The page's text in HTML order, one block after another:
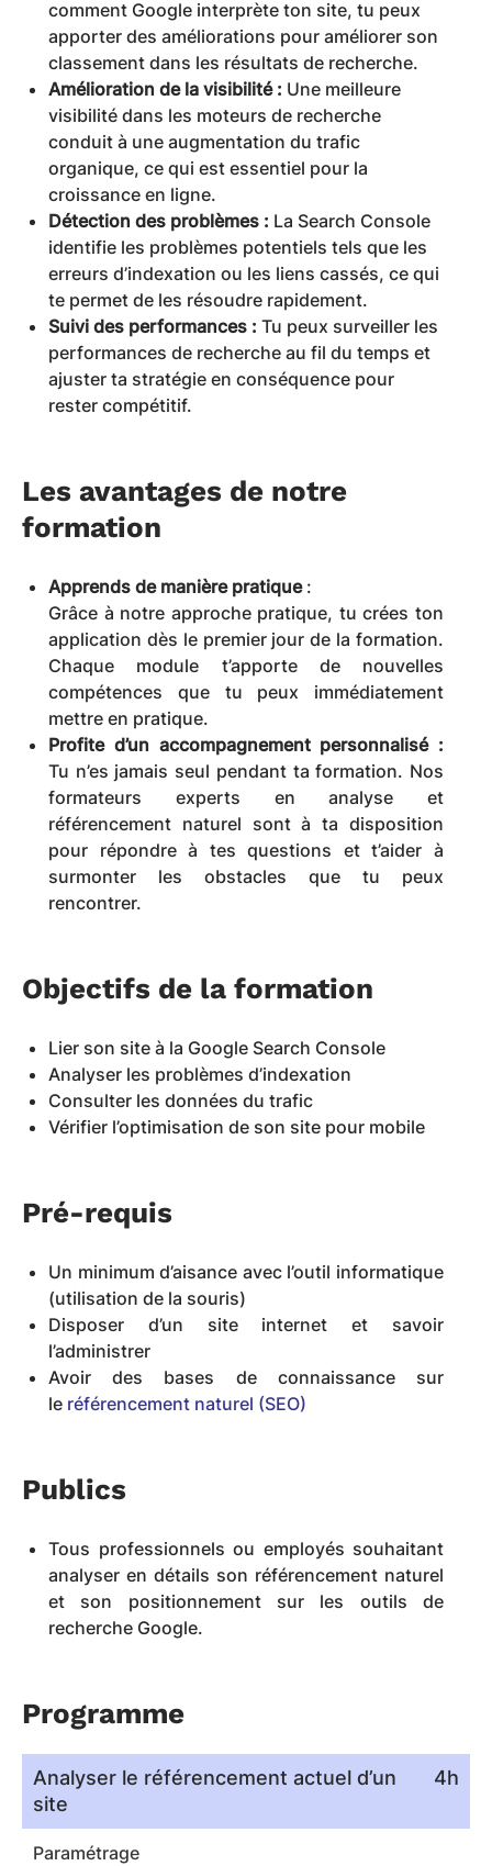
comment Google interprète ton site, tu peux
apporter des améliorations pour améliorer son
classement dans les résultats de recherche.
Amélioration de la visibilité : Une meilleure
visibilité dans les moteurs de recherche
conduit à une augmentation du trafic
organique, ce qui est essentiel pour la
croissance en ligne.
Détection des problèmes : La Search Console
identifie les problèmes potentiels tels que les
erreurs d’indexation ou les liens cassés, ce qui
te permet de les résoudre rapidement.
Suivi des performances : Tu peux surveiller les
performances de recherche au fil du temps et
ajuster ta stratégie en conséquence pour
rester compétitif.
Les avantages de notre
formation
Apprends de manière pratique:
Grâce à notre approche pratique, tu crées ton
application dès le premier jour de la formation.
Chaque module t’apporte de nouvelles
compétences que tu peux immédiatement
mettre en pratique.
Profite d’un accompagnement personnalisé :
Tu n’es jamais seul pendant ta formation. Nos
formateurs experts en analyse et
référencement naturel sont à ta disposition
pour répondre à tes questions et t’aider à
surmonter les obstacles que tu peux
rencontrer.
Objectifs de la formation
Lier son site à la Google Search Console
Analyser les problèmes d’indexation
Consulter les données du trafic
Vérifier l’optimisation de son site pour mobile
Pré-requis
Un minimum d’aisance avec l’outil informatique
(utilisation de la souris)
Disposer d’un site internet et savoir
l’administrer
Avoir des bases de connaissance sur
le référencement naturel (SEO)
Publics
Tous professionnels ou employés souhaitant
analyser en détails son référencement naturel
et son positionnement sur les outils de
recherche Google.
Programme
Analyser le référencement actuel d’un
site
4h
Paramétrage